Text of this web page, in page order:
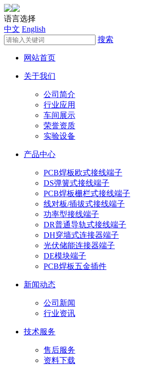
语言选择
中文 English
搜索
网站首页
关于我们
公司简介
行业应用
车间展示
荣誉资质
实验设备
产品中心
PCB焊板欧式接线端子
DS弹簧式接线端子
PCB焊板栅栏式接线端子
线对板/插拔式接线端子
功率型接线端子
DR普通导轨式接线端子
DH穿墙式连接器端子
光伏储能连接器端子
DE模块端子
PCB焊板五金插件
新闻动态
公司新闻
行业资讯
技术服务
售后服务
资料下载